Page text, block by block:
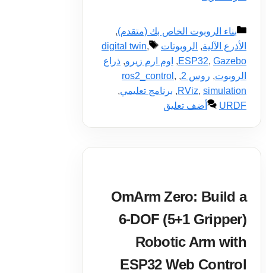
التصنيفات
بناء الروبوت الخاص بك (متقدم),
الأذرع الآلية, الروبوتات الوسوم
digital twin,
ESP32, Gazebo
, اوم ارم زيرو, ذراع
الروبوت, روس 2 ,
ros2_control ,
RViz, simulation
, برنامج تعليمي,
URDF
أضف تعليق
OmArm Zero: Build a
6-DOF (5+1 Gripper)
Robotic Arm with
ESP32 Web Control